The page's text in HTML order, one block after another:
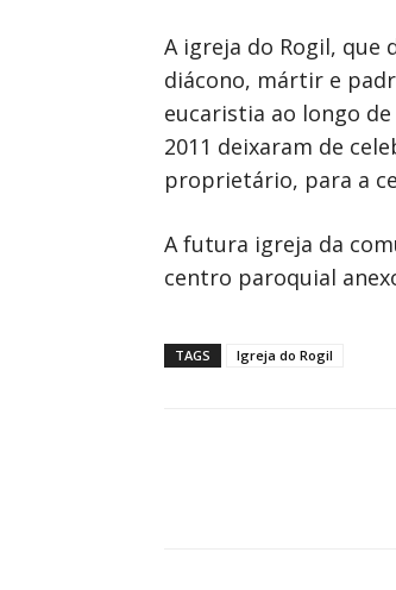
A igreja do Rogil, que
diácono, mártir e
eucaristia ao longo
2011 deixaram de
proprietário, para a
A futura igreja da
centro paroquial
TAGS Igreja do Rogil